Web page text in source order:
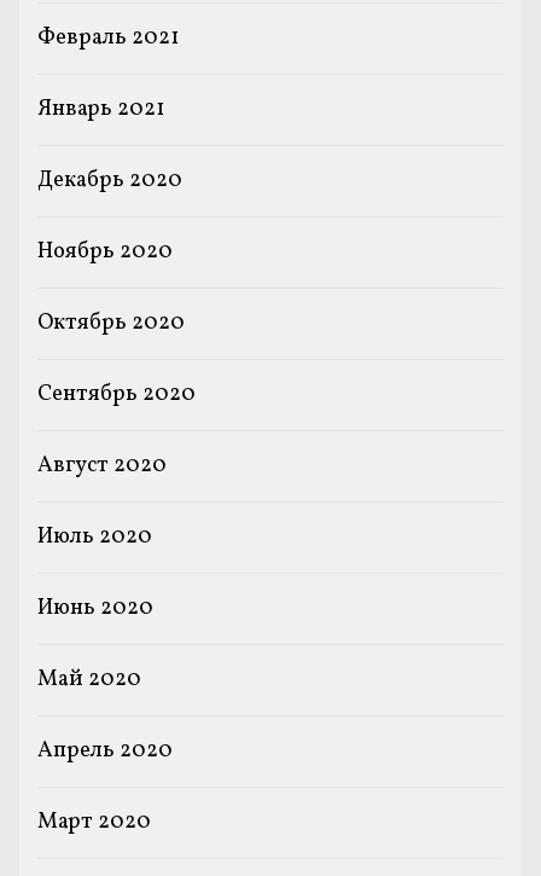
Февраль 2021
Январь 2021
Декабрь 2020
Ноябрь 2020
Октябрь 2020
Сентябрь 2020
Август 2020
Июль 2020
Июнь 2020
Май 2020
Апрель 2020
Март 2020